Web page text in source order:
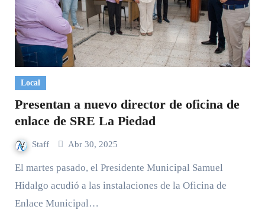
Local
Presentan a nuevo director de oficina de
enlace de SRE La Piedad
Staff Abr 30, 2025
El martes pasado, el Presidente Municipal Samuel
Hidalgo acudió a las instalaciones de la Oficina de
Enlace Municipal…